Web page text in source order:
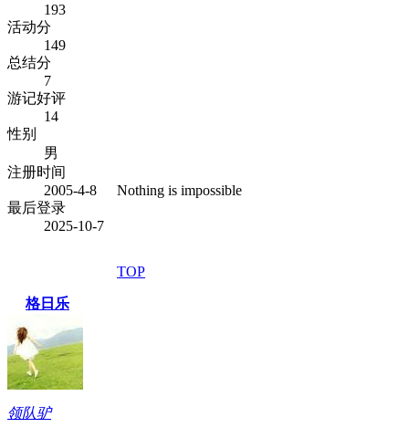
193
活动分
149
总结分
7
游记好评
14
性别
男
注册时间
2005-4-8
最后登录
2025-10-7
Nothing is impossible
TOP
格日乐
领队驴